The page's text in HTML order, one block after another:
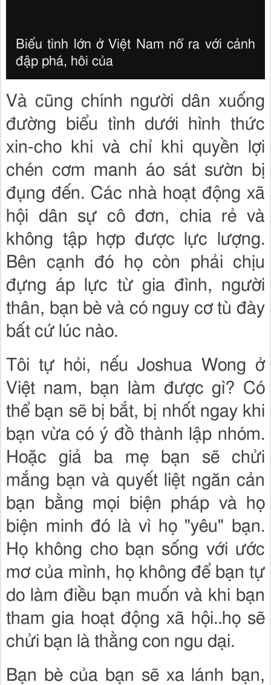
Biểu tình lớn ở Việt Nam nổ ra với cảnh
đập phá, hôi của
Và cũng chính người dân xuống
đường biểu tình dưới hình thức
xin-cho khi và chỉ khi quyền lợi
chén cơm manh áo sát sườn bị
đụng đến. Các nhà hoạt động xã
hội dân sự cô đơn, chia rẻ và
không tập hợp được lực lượng.
Bên cạnh đó họ còn phải chịu
đựng áp lực từ gia đình, người
thân, bạn bè và có nguy cơ tù đày
bất cứ lúc nào.
Tôi tự hỏi, nếu Joshua Wong ở
Việt nam, bạn làm được gì? Có
thể bạn sẽ bị bắt, bị nhốt ngay khi
bạn vừa có ý đồ thành lập nhóm.
Hoặc giả ba mẹ bạn sẽ chửi
mắng bạn và quyết liệt ngăn cản
bạn bằng mọi biện pháp và họ
biện minh đó là vì họ "yêu" bạn.
Họ không cho bạn sống với ước
mơ của mình, họ không để bạn tự
do làm điều bạn muốn và khi bạn
tham gia hoạt động xã hội..họ sẽ
chửi bạn là thằng con ngu dại.
Bạn bè của bạn sẽ xa lánh bạn,